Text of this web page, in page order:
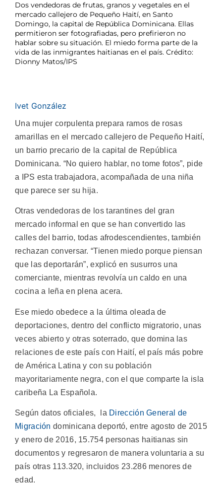
Dos vendedoras de frutas, granos y vegetales en el
mercado callejero de Pequeño Haití, en Santo
Domingo, la capital de República Dominicana. Ellas
permitieron ser fotografiadas, pero prefirieron no
hablar sobre su situación. El miedo forma parte de la
vida de las inmigrantes haitianas en el país. Crédito:
Dionny Matos/IPS
Ivet González
Una mujer corpulenta prepara ramos de rosas
amarillas en el mercado callejero de Pequeño Haití,
un barrio precario de la capital de República
Dominicana. “No quiero hablar, no tome fotos”, pide
a IPS esta trabajadora, acompañada de una niña
que parece ser su hija.
Otras vendedoras de los tarantines del gran
mercado informal en que se han convertido las
calles del barrio, todas afrodescendientes, también
rechazan conversar. “Tienen miedo porque piensan
que las deportarán”, explicó en susurros una
comerciante, mientras revolvía un caldo en una
cocina a leña en plena acera.
Ese miedo obedece a la última oleada de
deportaciones, dentro del conflicto migratorio, unas
veces abierto y otras soterrado, que domina las
relaciones de este país con Haití, el país más pobre
de América Latina y con su población
mayoritariamente negra, con el que comparte la isla
caribeña La Española.
Según datos oficiales, la Dirección General de
Migración dominicana deportó, entre agosto de 2015
y enero de 2016, 15.754 personas haitianas sin
documentos y regresaron de manera voluntaria a su
país otras 113.320, incluidos 23.286 menores de
edad.